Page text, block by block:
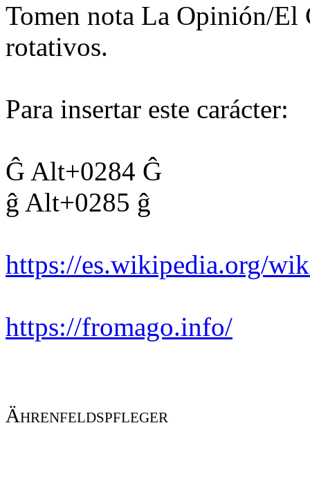
Tomen nota La Opinión/El
rotativos.
Para insertar este carácter:
Ĝ Alt+0284 Ĝ
ĝ Alt+0285 ĝ
https://es.wikipedia.org/
https://fromago.info/
Ährenfeldspfleger